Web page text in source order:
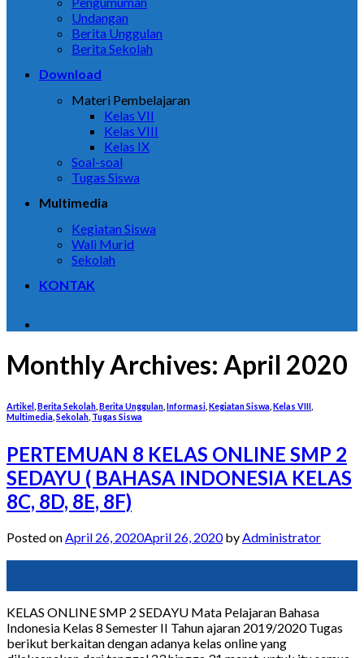
Undangan
Berita Unggulan
Berita Sekolah
Download
Materi Pembelajaran
Kelas VII
Kelas VIII
Kelas IX
Soal-soal
Tugas Siswa
Multimedia
Kegiatan Siswa
Wali Murid
Sekolah
KONTAK
Monthly Archives: April 2020
Artikel Berita Sekolah Berita Unggulan Informasi Kegiatan Siswa Kelas VIII
Multimedia Sekolah Tugas Siswa
PERTEMUAN 8 KELAS ONLINE SMP 2
SEDAYU ( BAHASA INDONESIA KELAS
8C, 8D, 8E, 8F)
Posted onApril 26, 2020April 26, 2020byAdministrator
KELAS ONLINE SMP 2 SEDAYU Mata Pelajaran Bahasa
Indonesia Kelas 8 Semester II Tahun ajaran 2019/2020 Tugas
berikut berkaitan dengan adanya kelas online yang